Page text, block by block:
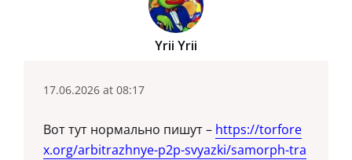
Yrii Yrii
17.06.2026 at 08:17
Вот тут нормально пишут – https://torfore
x.org/arbitrazhnye-p2p-svyazki/samorph-tra